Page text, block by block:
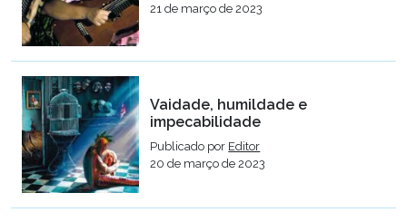
21 de março de 2023
Vaidade, humildade e
impecabilidade
Publicado por Editor
20 de março de 2023